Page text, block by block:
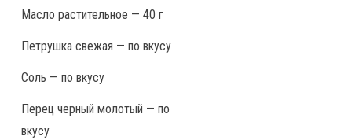
Масло растительное — 40 г
Петрушка свежая — по вкусу
Соль — по вкусу
Перец черный молотый — по
вкусу